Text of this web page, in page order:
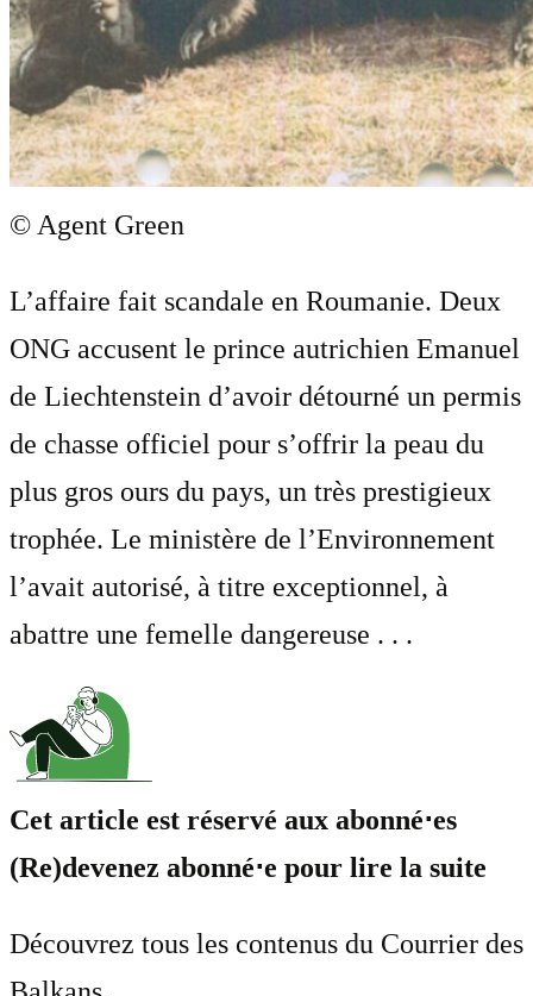
© Agent Green
L’affaire fait scandale en Roumanie. Deux
ONG accusent le prince autrichien Emanuel
de Liechtenstein d’avoir détourné un permis
de chasse officiel pour s’offrir la peau du
plus gros ours du pays, un très prestigieux
trophée. Le ministère de l’Environnement
l’avait autorisé, à titre exceptionnel, à
abattre une femelle dangereuse . . .
Cet article est réservé aux abonné⋅es
(Re)devenez abonné⋅e pour lire la suite
Découvrez tous les contenus du Courrier des